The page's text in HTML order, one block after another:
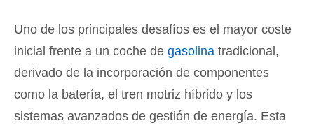
Uno de los principales desafíos es el mayor coste
inicial frente a un coche de gasolina tradicional,
derivado de la incorporación de componentes
como la batería, el tren motriz híbrido y los
sistemas avanzados de gestión de energía. Esta